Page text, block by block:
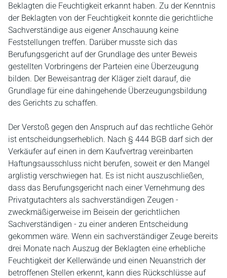
Beklagten die Feuchtigkeit erkannt haben. Zu der Kenntnis
der Beklagten von der Feuchtigkeit konnte die gerichtliche
Sachverständige aus eigener Anschauung keine
Feststellungen treffen. Darüber musste sich das
Berufungsgericht auf der Grundlage des unter Beweis
gestellten Vorbringens der Parteien eine Überzeugung
bilden. Der Beweisantrag der Kläger zielt darauf, die
Grundlage für eine dahingehende Überzeugungsbildung
des Gerichts zu schaffen.
Der Verstoß gegen den Anspruch auf das rechtliche Gehör
ist entscheidungserheblich. Nach § 444 BGB darf sich der
Verkäufer auf einen in dem Kaufvertrag vereinbarten
Haftungsausschluss nicht berufen, soweit er den Mangel
arglistig verschwiegen hat. Es ist nicht auszuschließen,
dass das Berufungsgericht nach einer Vernehmung des
Privatgutachters als sachverständigen Zeugen -
zweckmäßigerweise im Beisein der gerichtlichen
Sachverständigen - zu einer anderen Entscheidung
gekommen wäre. Wenn ein sachverständiger Zeuge bereits
drei Monate nach Auszug der Beklagten eine erhebliche
Feuchtigkeit der Kellerwände und einen Neuanstrich der
betroffenen Stellen erkennt, kann dies Rückschlüsse auf